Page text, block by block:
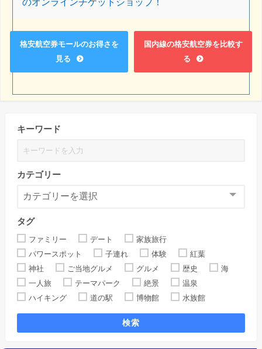
のオンラインチケットショップ！
格安航空券モールのお得さを
見る
国内線の格安航空券を比較す
る
キーワード
カテゴリー
タグ
ファミリー デート
家族旅行
パワースポット
子連れ 体験
紅葉
神社
ご当地グルメ グルメ 歴史
海
一人旅
テーマパーク 絶景
温泉
ハイキング
道の駅 博物館 水族館
検索